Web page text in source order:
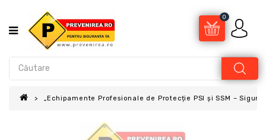
0
„Echipamente Profesionale de Protecție PSI și SSM –